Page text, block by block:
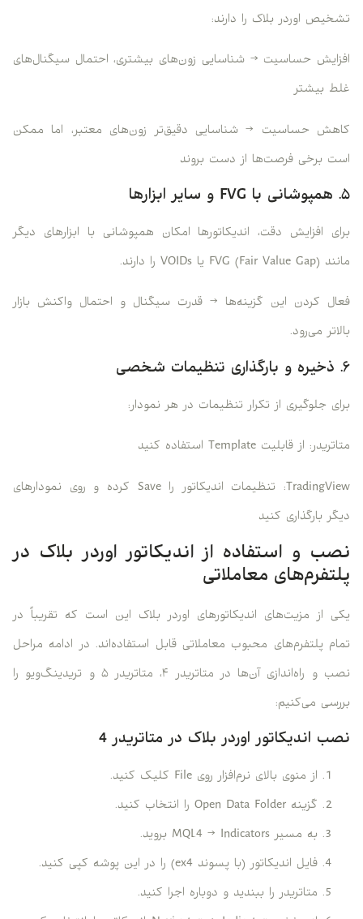
تشخیص اوردر بلاک را دارند:
افزایش حساسیت → شناسایی زون‌های بیشتری، احتمال سیگنال‌های
غلط بیشتر
کاهش حساسیت → شناسایی دقیق‌تر زون‌های معتبر، اما ممکن
است برخی فرصت‌ها از دست بروند
۵. همپوشانی با FVG و سایر ابزارها
برای افزایش دقت، اندیکاتورها امکان همپوشانی با ابزارهای دیگر
مانند FVG (Fair Value Gap) یا VOIDs را دارند.
فعال کردن این گزینه‌ها → قدرت سیگنال و احتمال واکنش بازار
بالاتر می‌رود.
۶. ذخیره و بارگذاری تنظیمات شخصی
برای جلوگیری از تکرار تنظیمات در هر نمودار:
متاتریدر: از قابلیت Template استفاده کنید
TradingView: تنظیمات اندیکاتور را Save کرده و روی نمودارهای
دیگر بارگذاری کنید
نصب و استفاده از اندیکاتور اوردر بلاک در
پلتفرم‌های معاملاتی
یکی از مزیت‌های اندیکاتورهای اوردر بلاک این است که تقریباً در
تمام پلتفرم‌های محبوب معاملاتی قابل استفاده‌اند. در ادامه مراحل
نصب و راه‌اندازی آن‌ها در متاتریدر ۴، متاتریدر ۵ و تریدینگ‌ویو را
بررسی می‌کنیم:
نصب اندیکاتور اوردر بلاک در متاتریدر 4
از منوی بالای نرم‌افزار روی File کلیک کنید.
گزینه Open Data Folder را انتخاب کنید.
به مسیر MQL4 → Indicators بروید.
فایل اندیکاتور (با پسوند ex4) را در این پوشه کپی کنید.
متاتریدر را ببندید و دوباره اجرا کنید.